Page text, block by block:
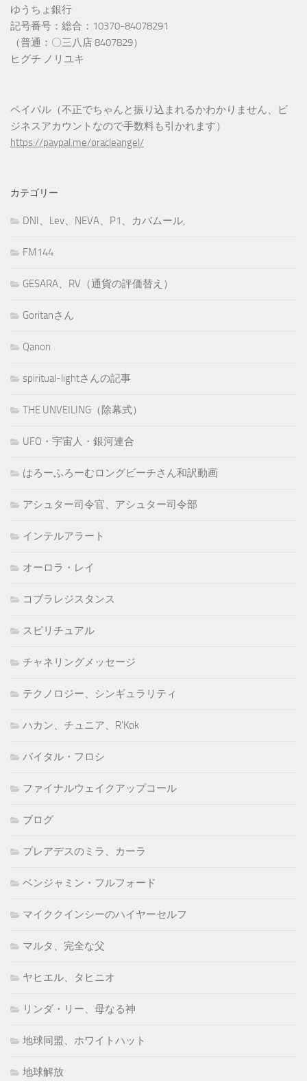
ゆうちょ銀行
記号番号：総合：10370-84078291
（普通：〇三八店 8407829）
ヒグチ ノリユキ
ペイパル（不正でちゃんと振り込まれるかわかりません、ビ
ジネスアカウントなので手数料も引かれます）
https://paypal.me/oracleangel/
カテゴリー
DNI、Lev、NEVA、P1、カバムール,
FM144
GESARA、RV（通貨の評価替え）
Goritanさん
Qanon
spiritual-lightさんの記事
THE UNVEILING（除幕式）
UFO・宇宙人・銀河連合
はろーふろーむロングビーチさん和訳動画
アシュター司令官、アシュター司令部
インテルアラート
オーロラ・レイ
コブラレジスタンス
スピリチュアル
チャネリングメッセージ
テクノロジー、シンギュラリティ
ハカン、チュニア、R'Kok
バイタル・フロシ
ファイナルウェイクアップコール
ブログ
プレアデスのミラ、カーラ
ベンジャミン・フルフォード
マイククインシーのハイヤーセルフ
マルタ、完全な父
ヤヒエル、タヒニオ
リンダ・リー、母なる神
地球同盟、ホワイトハット
地球解放